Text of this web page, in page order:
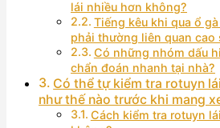
lái nhiều hơn không?
Tiếng kêu khi qua ổ
phải thường liên quan cao
Có những nhóm dấu
chẩn đoán nhanh tại nhà?
Có thể tự kiểm tra rotuyn
như thế nào trước khi mang
Cách kiểm tra rotuyn